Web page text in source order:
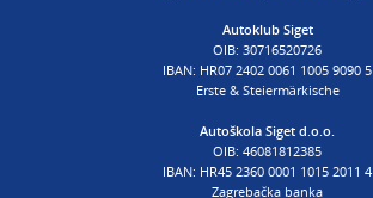
poslovnica Siget
Autoklub Siget
OIB: 30716520726
IBAN: HR07 2402 0061 1005 9090 5
Erste & Steiermärkische
Autoškola Siget d.o.o.
OIB: 46081812385
IBAN: HR45 2360 0001 1015 2011 4
Zagrebačka banka